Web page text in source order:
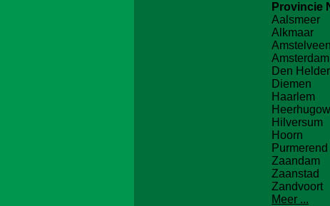
Provincie
Aalsmeer
Alkmaar
Amstelveen
Amsterdam
Den Helder
Diemen
Haarlem
Hilversum
Hoorn
Purmerend
Zaandam
Zaanstad
Zandvoort
Meer ...